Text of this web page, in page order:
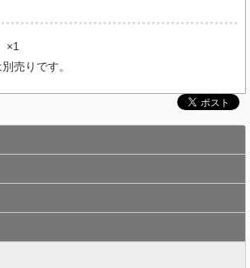
×1
別売りです。